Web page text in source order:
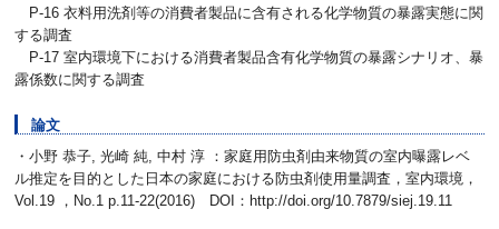
P-16 衣料用洗剤等の消費者製品に含有される化学物質の暴露実態に関
する調査
P-17 室内環境下における消費者製品含有化学物質の暴露シナリオ、暴
露係数に関する調査
論文
・小野 恭子, 光崎 純, 中村 淳 ：家庭用防虫剤由来物質の室内曝露レベ
ル推定を目的とした日本の家庭における防虫剤使用量調査，室内環境，
Vol.19 ，No.1 p.11-22(2016) DOI：http://doi.org/10.7879/siej.19.11